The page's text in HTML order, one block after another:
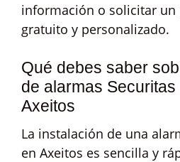
información o solicitar un
gratuito y personalizado.
Qué debes saber
de alarmas
Axeitos
La instalación de una
en Axeitos es sencilla y